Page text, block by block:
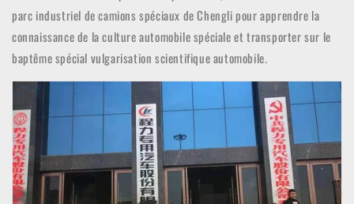
parc industriel de camions spéciaux de Chengli pour apprendre la
connaissance de la culture automobile spéciale et transporter sur le
baptême spécial vulgarisation scientifique automobile.